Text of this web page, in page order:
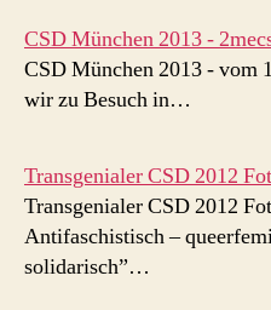
CSD München 2013 -
CSD München 2013 - vom
wir zu Besuch in…
Transgenialer CSD 2012
Transgenialer CSD 2012
Antifaschistisch –
solidarisch”…